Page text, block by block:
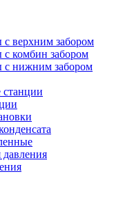
верхним забором
комбин забором
с нижним забором